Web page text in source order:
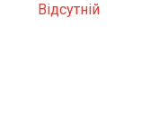
Відсутній